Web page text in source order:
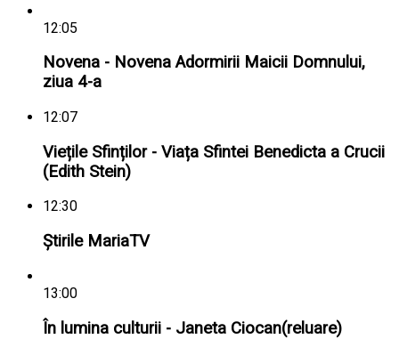
12:05
Novena - Novena Adormirii Maicii Domnului,
ziua 4-a
12:07
Viețile Sfinților - Viața Sfintei Benedicta a Crucii
(Edith Stein)
12:30
Știrile MariaTV
13:00
În lumina culturii - Janeta Ciocan(reluare)